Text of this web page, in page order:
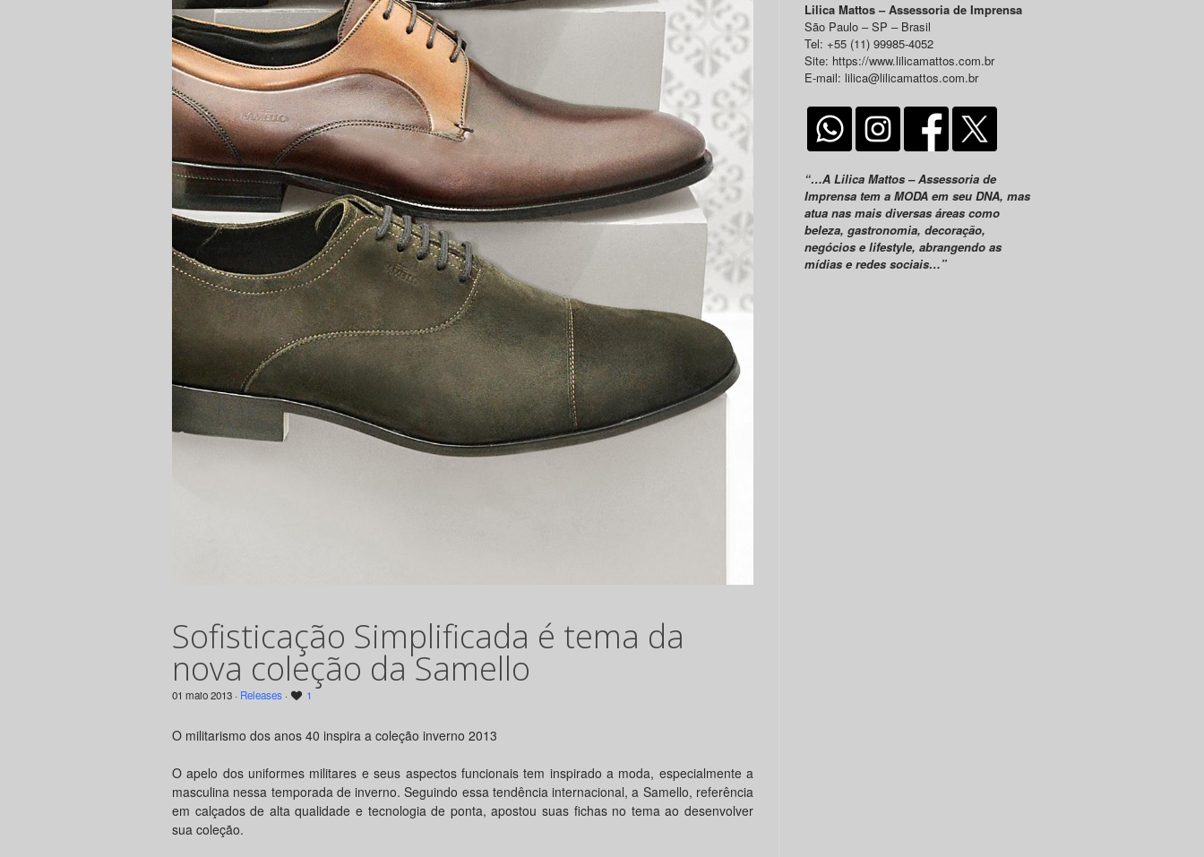
Sofisticação Simplificada é tema da
nova coleção da Samello
01 maio 2013 · Releases · 1
O militarismo dos anos 40 inspira a coleção inverno 2013
O apelo dos uniformes militares e seus aspectos funcionais tem inspirado a moda, especialmente a
masculina nessa temporada de inverno. Seguindo essa tendência internacional, a Samello, referência
em calçados de alta qualidade e tecnologia de ponta, apostou suas fichas no tema ao desenvolver
sua coleção.
Lilica Mattos – Assessoria de Imprensa
São Paulo – SP – Brasil
Tel: +55 (11) 99985-4052
Site: https://www.lilicamattos.com.br
E-mail: lilica@lilicamattos.com.br
“…A Lilica Mattos – Assessoria de
Imprensa tem a MODA em seu DNA, mas
atua nas mais diversas áreas como
beleza, gastronomia, decoração,
negócios e lifestyle, abrangendo as
mídias e redes sociais…”